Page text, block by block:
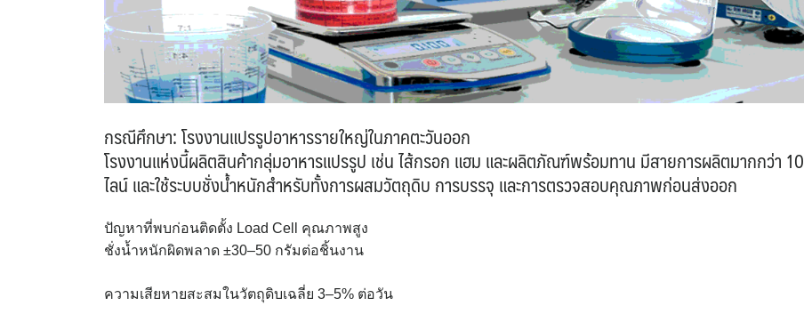
กรณีศึกษา: โรงงานแปรรูปอาหารรายใหญ่ในภาคตะวันออก
โรงงานแห่งนี้ผลิตสินค้ากลุ่มอาหารแปรรูป เช่น ไส้กรอก แฮม และผลิตภัณฑ์พร้อมทาน มีสายการผลิตมากกว่า 10
ไลน์ และใช้ระบบชั่งน้ำหนักสำหรับทั้งการผสมวัตถุดิบ การบรรจุ และการตรวจสอบคุณภาพก่อนส่งออก
ปัญหาที่พบก่อนติดตั้ง Load Cell คุณภาพสูง
ชั่งน้ำหนักผิดพลาด ±30–50 กรัมต่อชิ้นงาน
ความเสียหายสะสมในวัตถุดิบเฉลี่ย 3–5% ต่อวัน